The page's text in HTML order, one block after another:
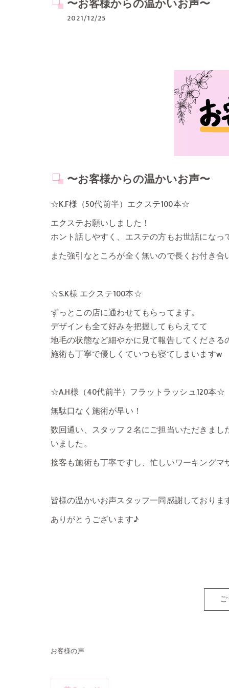
〜お客様からの温かいお声〜
2021/12/25
〜お客様からの温かいお声〜
☆K.F様（50代前半）エクステ100本☆
エクステお願いしました！
ホント話しやすく、エステの方もお世話にな
また強引なところが全く無いので長くお付き
☆S.K様 エクステ100本☆
ずっとこの店に通わせてもらってます。
デザインも全て好みを把握してもらえてて
地毛の状態など細やかに見て報告してくださ
施術も丁寧で優しくていつも寝てしまいますw
☆A.H様（40代前半）フラットラッシュ120本☆
無駄口なく施術が早い！
数回通い、スタッフ２名にご担当いただきま
いました。
接客も施術も丁寧ですし、忙しいワーキング
皆様の温かいお声スタッフ一同感謝しておりま
ありがとうございます♪
お客様の声